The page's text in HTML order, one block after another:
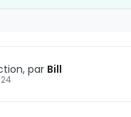
par Bill